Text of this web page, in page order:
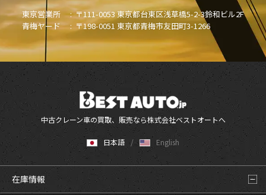
東京営業所 : 〒111-0053 東京都台東区浅草橋5-2-3鈴和ビル2F
青梅ヤード : 〒198-0051 東京都青梅市友田町3-1266
中古クレーン車の買取、販売なら株式会社ベストオートへ
日本語 English
在庫情報